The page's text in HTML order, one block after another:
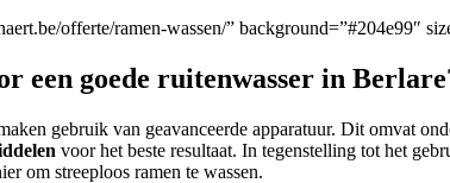
offerte/ramen-wassen/” background=”#204e99″
een goede ruitenwasser in
gebruik van geavanceerde apparatuur. Dit omvat
voor het beste resultaat. In tegenstelling tot het
om streeploos ramen te wassen.